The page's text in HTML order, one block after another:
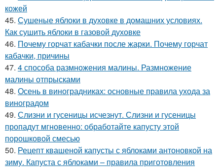
кожей
45. Сушеные яблоки в духовке в домашних условиях.
Как сушить яблоки в газовой духовке
46. Почему горчат кабачки после жарки. Почему горчат
кабачки, причины
47. 4 способа размножения малины. Размножение
малины отпрысками
48. Осень в виноградниках: основные правила ухода за
виноградом
49. Слизни и гусеницы исчезнут. Слизни и гусеницы
пропадут мгновенно: обработайте капусту этой
порошковой смесью
50. Рецепт квашеной капусты с яблоками антоновкой на
зиму. Капуста с яблоками – правила приготовления